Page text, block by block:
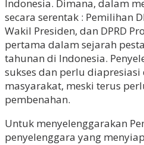
Indonesia. Dimana, dalam
secara serentak : Pemilihan
Wakil Presiden, dan DPRD
pertama dalam sejarah
tahunan di Indonesia.
sukses dan perlu diapresiasi
masyarakat, meski terus
pembenahan.
Untuk menyelenggarakan
penyelenggara yang